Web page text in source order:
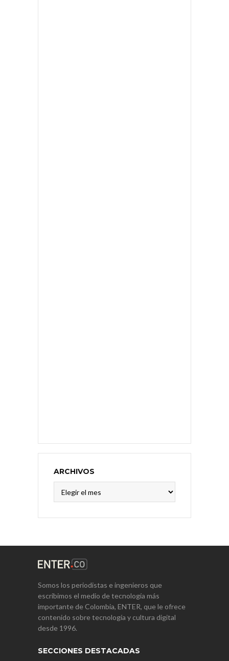
ARCHIVOS
Somos los periodistas e ingenieros que
escribimos el medio de tecnología más
importante de Colombia, ENTER, que le ofrece
contenido sobre tecnología y cultura digital
desde 1996.
SECCIONES DESTACADAS